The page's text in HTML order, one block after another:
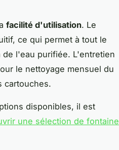
facilité d'utilisation. Le
ce qui permet à tout le
l'eau purifiée. L'entretien
le nettoyage mensuel du
cartouches.
disponibles, il est
une sélection de fontaine